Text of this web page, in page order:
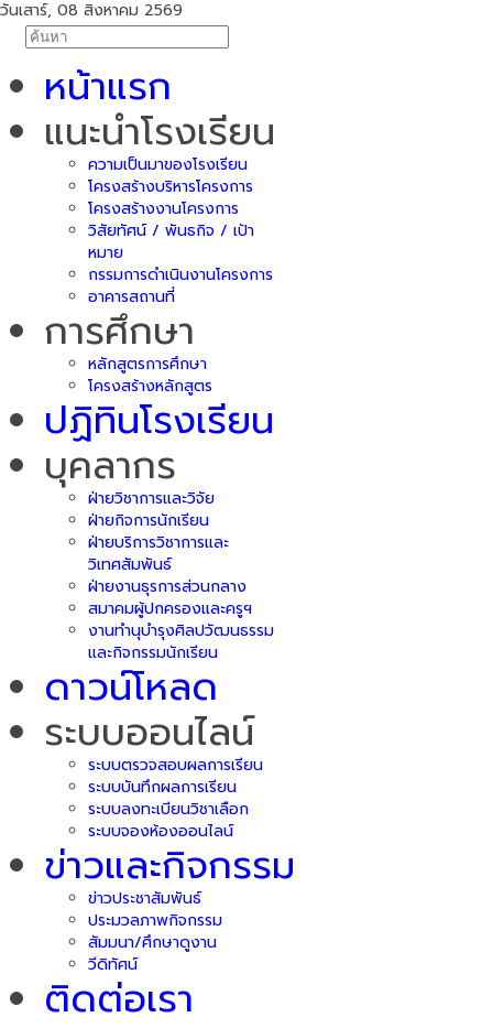
วันเสาร์, 08 สิงหาคม 2569
หน้าแรก
แนะนำโรงเรียน
ความเป็นมาของโรงเรียน
โครงสร้างบริหารโครงการ
โครงสร้างงานโครงการ
วิสัยทัศน์ / พันธกิจ / เป้า
หมาย
กรรมการดำเนินงานโครงการ
อาคารสถานที่
การศึกษา
หลักสูตรการศึกษา
โครงสร้างหลักสูตร
ปฏิทินโรงเรียน
บุคลากร
ฝ่ายวิชาการและวิจัย
ฝ่ายกิจการนักเรียน
ฝ่ายบริการวิชาการและ
วิเทศสัมพันธ์
ฝ่ายงานธุรการส่วนกลาง
สมาคมผู้ปกครองและครูฯ
งานทำนุบำรุงศิลปวัฒนธรรม
และกิจกรรมนักเรียน
ดาวน์โหลด
ระบบออนไลน์
ระบบตรวจสอบผลการเรียน
ระบบบันทึกผลการเรียน
ระบบลงทะเบียนวิชาเลือก
ระบบจองห้องออนไลน์
ข่าวและกิจกรรม
ข่าวประชาสัมพันธ์
ประมวลภาพกิจกรรม
สัมมนา/ศึกษาดูงาน
วีดิทัศน์
ติดต่อเรา